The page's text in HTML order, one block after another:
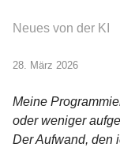
Neues von der KI
28. März 2026
Meine
oder weniger
Der Aufwand, den